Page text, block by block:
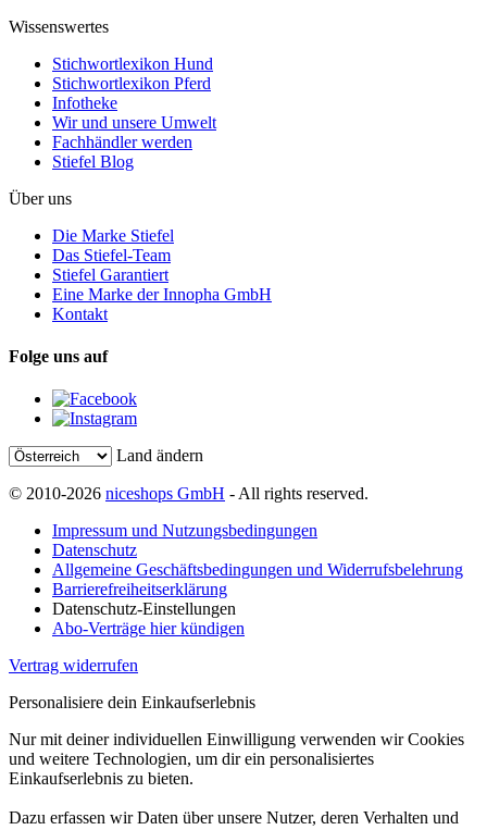
Wissenswertes
Stichwortlexikon Hund
Stichwortlexikon Pferd
Infotheke
Wir und unsere Umwelt
Fachhändler werden
Stiefel Blog
Über uns
Die Marke Stiefel
Das Stiefel-Team
Stiefel Garantiert
Eine Marke der Innopha GmbH
Kontakt
Folge uns auf
Land ändern
© 2010-2026 niceshops GmbH - All rights reserved.
Impressum und Nutzungsbedingungen
Datenschutz
Allgemeine Geschäftsbedingungen und Widerrufsbelehrung
Barrierefreiheitserklärung
Datenschutz-Einstellungen
Abo-Verträge hier kündigen
Vertrag widerrufen
Personalisiere dein Einkaufserlebnis
Nur mit deiner individuellen Einwilligung verwenden wir Cookies
und weitere Technologien, um dir ein personalisiertes
Einkaufserlebnis zu bieten.
Dazu erfassen wir Daten über unsere Nutzer, deren Verhalten und